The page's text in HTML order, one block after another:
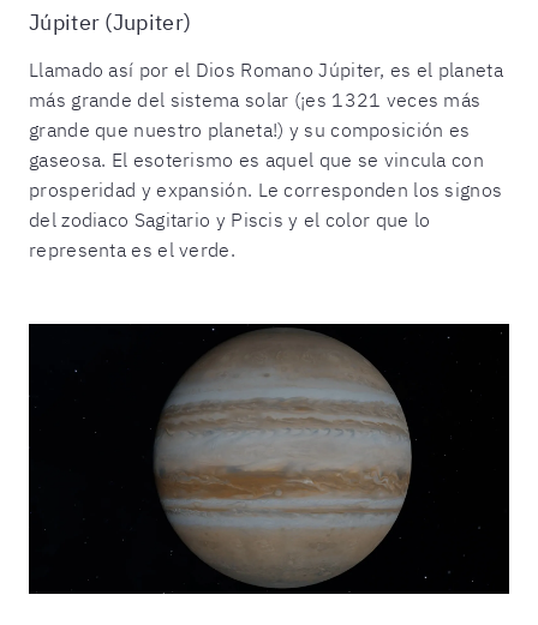
Júpiter (Jupiter)
Llamado así por el Dios Romano Júpiter, es el planeta
más grande del sistema solar (¡es 1321 veces más
grande que nuestro planeta!) y su composición es
gaseosa. El esoterismo es aquel que se vincula con
prosperidad y expansión. Le corresponden los signos
del zodiaco Sagitario y Piscis y el color que lo
representa es el verde.